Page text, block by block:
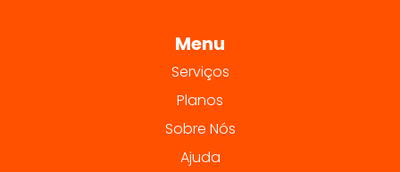
Menu
Serviços
Planos
Sobre Nós
Ajuda